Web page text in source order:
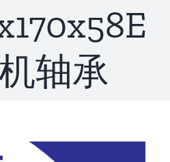
轴承